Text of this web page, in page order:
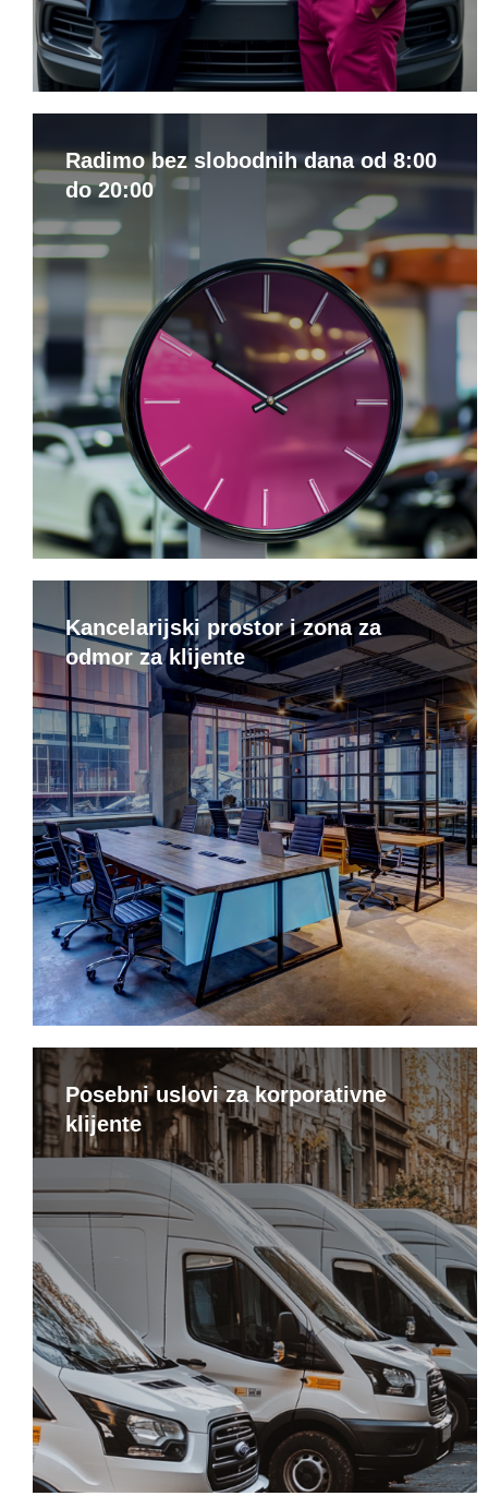
Radimo bez slobodnih dana od 8:00
do 20:00
Kancelarijski prostor i zona za
odmor za klijente
Posebni uslovi za korporativne
klijente